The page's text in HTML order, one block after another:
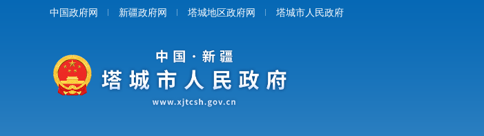
中国政府网 新疆政府网 塔城地区政府网 塔城市人民政府